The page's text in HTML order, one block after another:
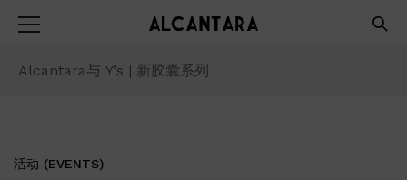
Alcantara与 Y’s | 新胶囊系列
活动 (EVENTS)